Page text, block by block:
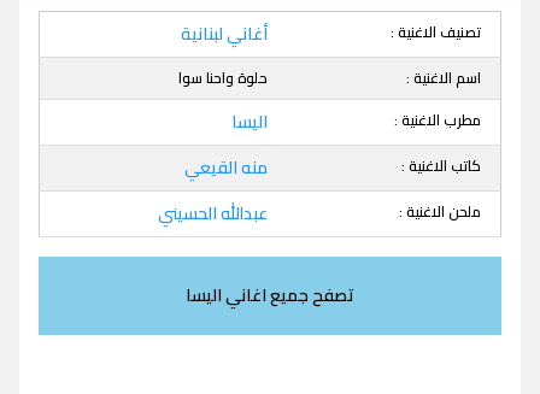
تصنيف الاغنية : أغاني لبنانية
اسم الاغنية :
حلوة واحنا سوا
مطرب الاغنية :
اليسا
كاتب الاغنية : منه القيعي
ملحن الاغنية : عبدالله الحسيني
تصفح جميع اغاني اليسا